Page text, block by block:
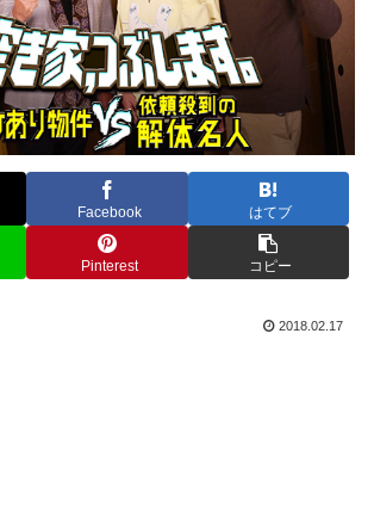
Facebook はてブ
Pinterest コピー
2018.02.17